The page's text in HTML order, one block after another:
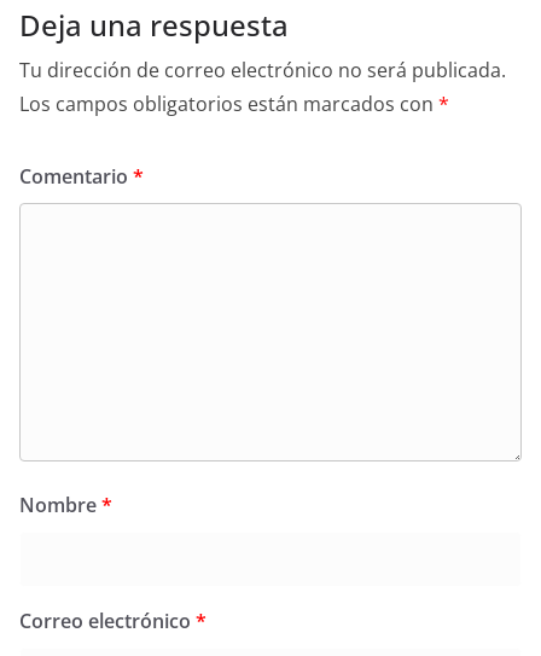
Deja una respuesta
Tu dirección de correo electrónico no será publicada.
Los campos obligatorios están marcados con *
Comentario *
Nombre*
Correo electrónico *